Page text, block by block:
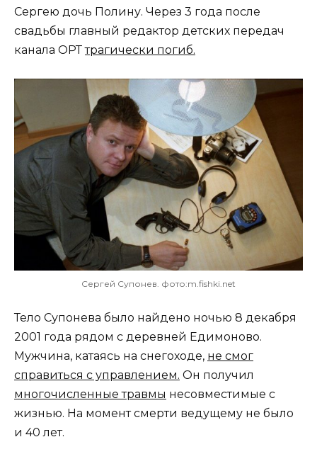
Сергею дочь Полину. Через 3 года после
свадьбы главный редактор детских передач
канала ОРТтрагически погиб.
Сергей Супонев. фото:m.fishki.net
Тело Супонева было найдено ночью 8 декабря
2001 года рядом с деревней Едимоново.
Мужчина, катаясь на снегоходе, не смог
справиться с управлением. Он получил
многочисленные травмы несовместимые с
жизнью. На момент смерти ведущему не было
и 40 лет.